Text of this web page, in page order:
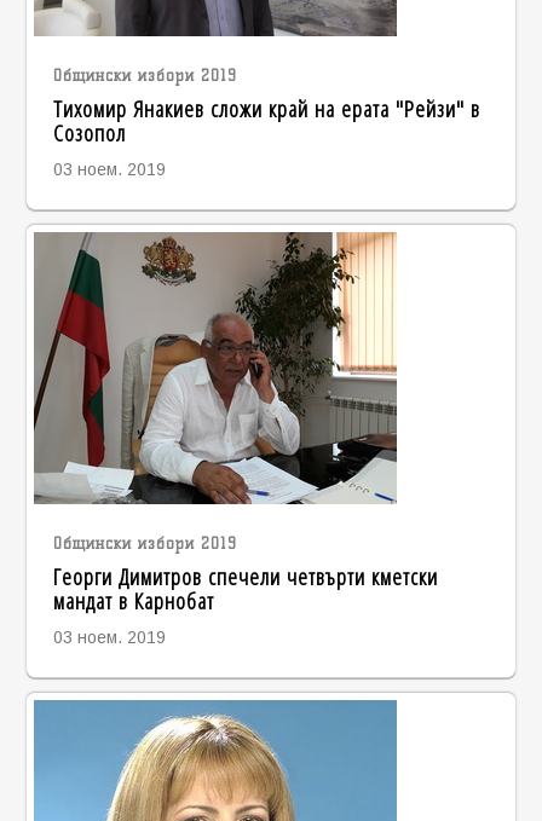
Общински избори 2019
Тихомир Янакиев сложи край на ерата "Рейзи" в
Созопол
03 ноем. 2019
Общински избори 2019
Георги Димитров спечели четвърти кметски
мандат в Карнобат
03 ноем. 2019